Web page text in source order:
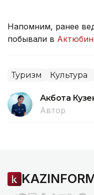
Напомним, ранее
побывали в
Туризм Культура
Акбота
Автор